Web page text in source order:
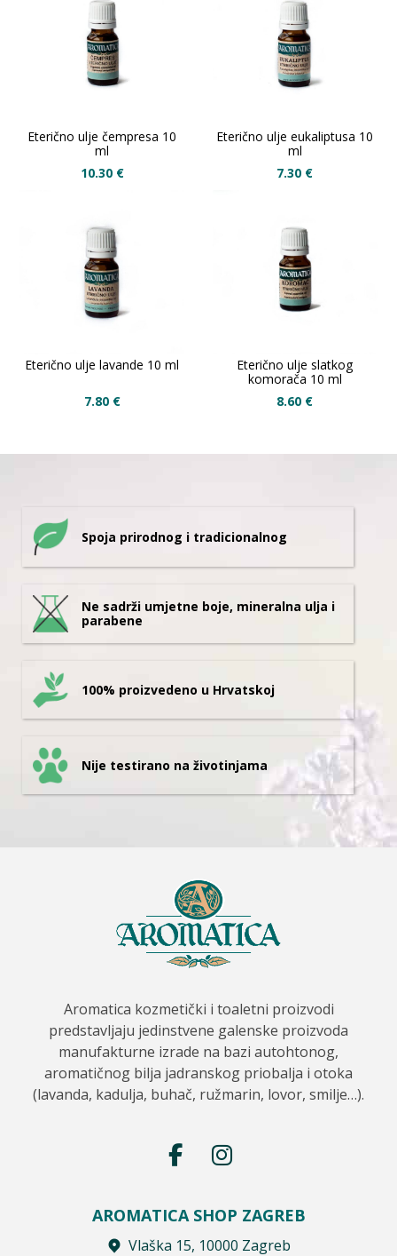
Eterično ulje čempresa 10
ml
10.30 €
Eterično ulje eukaliptusa 10
ml
7.30 €
Eterično ulje lavande 10 ml
7.80 €
Eterično ulje slatkog
komorača 10 ml
8.60 €
Spoja prirodnog i tradicionalnog
Ne sadrži umjetne boje, mineralna ulja i
parabene
100% proizvedeno u Hrvatskoj
Nije testirano na životinjama
Aromatica kozmetički i toaletni proizvodi
predstavljaju jedinstvene galenske proizvoda
manufakturne izrade na bazi autohtonog,
aromatičnog bilja jadranskog priobalja i otoka
(lavanda, kadulja, buhač, ružmarin, lovor, smilje…).
AROMATICA SHOP ZAGREB
Vlaška 15, 10000 Zagreb